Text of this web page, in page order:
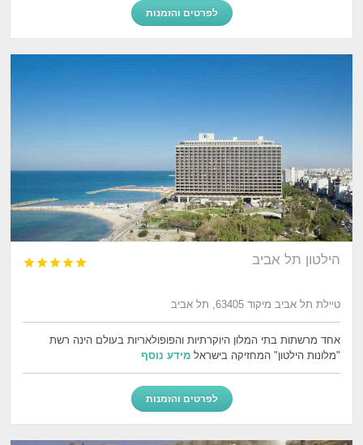
לפרטים והזמנות
הילטון תל אביב 




טיילת תל אביב מיקוד 63405, תל אביב
אחד מרשתות בתי המלון היוקרתיות והפופולאריות בעולם הינה רשת
"מלונות הילטון" המחזיקה בישראלמידע נוסף
לפרטים והזמנות